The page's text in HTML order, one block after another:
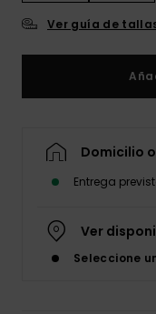
Ver guía de
Domicilio
Entrega
Ver
Seleccione